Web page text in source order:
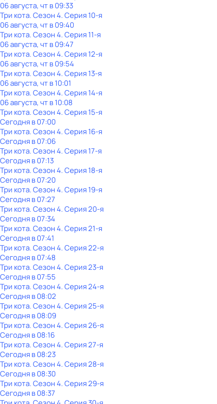
06 августа, чт в 09:33
Три кота. Сезон 4. Серия 10-я
06 августа, чт в 09:40
Три кота. Сезон 4. Серия 11-я
06 августа, чт в 09:47
Три кота. Сезон 4. Серия 12-я
06 августа, чт в 09:54
Три кота. Сезон 4. Серия 13-я
06 августа, чт в 10:01
Три кота. Сезон 4. Серия 14-я
06 августа, чт в 10:08
Три кота. Сезон 4. Серия 15-я
Сегодня в 07:00
Три кота. Сезон 4. Серия 16-я
Сегодня в 07:06
Три кота. Сезон 4. Серия 17-я
Сегодня в 07:13
Три кота. Сезон 4. Серия 18-я
Сегодня в 07:20
Три кота. Сезон 4. Серия 19-я
Сегодня в 07:27
Три кота. Сезон 4. Серия 20-я
Сегодня в 07:34
Три кота. Сезон 4. Серия 21-я
Сегодня в 07:41
Три кота. Сезон 4. Серия 22-я
Сегодня в 07:48
Три кота. Сезон 4. Серия 23-я
Сегодня в 07:55
Три кота. Сезон 4. Серия 24-я
Сегодня в 08:02
Три кота. Сезон 4. Серия 25-я
Сегодня в 08:09
Три кота. Сезон 4. Серия 26-я
Сегодня в 08:16
Три кота. Сезон 4. Серия 27-я
Сегодня в 08:23
Три кота. Сезон 4. Серия 28-я
Сегодня в 08:30
Три кота. Сезон 4. Серия 29-я
Сегодня в 08:37